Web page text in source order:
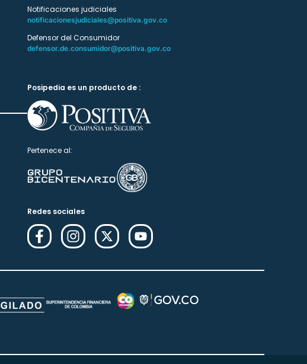
Notificaciones judiciales
notificacionesjudiciales@positiva.gov.co
Defensor del Consumidor
defensor.de.consumidor@positiva.gov.co
Posipedia es un producto de :
Pertenece al:
Redes sociales